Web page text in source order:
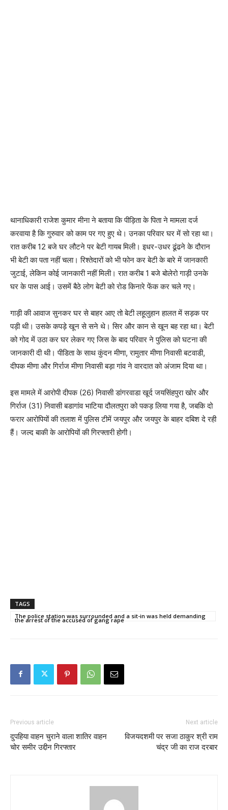
थानाधिकारी राजेश कुमार मीना ने बताया कि पीड़िता के पिता ने मामला दर्ज
करवाया है कि गुरुवार को काम पर गए हुए थे। उनका परिवार घर में सो रहा था।
रात करीब 12 बजे घर लौटने पर बेटी गायब मिली। इधर-उधर ढूंढने के दौरान
भी बेटी का पता नहीं चला। रिश्तेदारों को भी फोन कर बेटी के बारे में जानकारी
जुटाई, लेकिन कोई जानकारी नहीं मिली। रात करीब 1 बजे बोलेरो गाड़ी उनके
घर के पास आई। उसमें बैठे लोग बेटी को रोड किनारे फेंक कर चले गए।
गाड़ी की आवाज सुनकर घर से बाहर आए तो बेटी लहूलुहान हालत में सड़क पर
पड़ी थी। उसके कपड़े खून से सने थे। सिर और कान से खून बह रहा था। बेटी
को गोद में उठा कर घर लेकर गए जिस के बाद परिवार ने पुलिस को घटना की
जानकारी दी थी। पीडिता के साथ कुंदन मीणा, रामुतार मीणा निवासी बटवाडी,
दीपक मीणा और गिर्राज मीणा निवासी बड़ा गांव ने वारदात को अंजाम दिया था।
इस मामले में आरोपी दीपक (26) निवासी डांगरवाडा खूर्द जयसिंहपुरा खोर और
गिर्राज (31) निवासी बडागांव भाटिया दौलतपुरा को पकड़ लिया गया है, जबकि दो
फरार आरोपियों की तलाश में पुलिस टीमें जयपुर और जयपुर के बाहर दबिश दे रही
हैं। जल्द बाकी के आरोपियों की गिरफ्तारी होगी।
TAGS
The police station was surrounded and a sit-in was held demanding
the arrest of the accused of gang rape
Previous article
दुपहिया वाहन चुराने वाला शातिर वाहन
चोर समीर उद्दीन गिरफ्तार
Next article
विजयदशमी पर सजा ठाकुर श्री राम
चंद्र जी का राज दरबार